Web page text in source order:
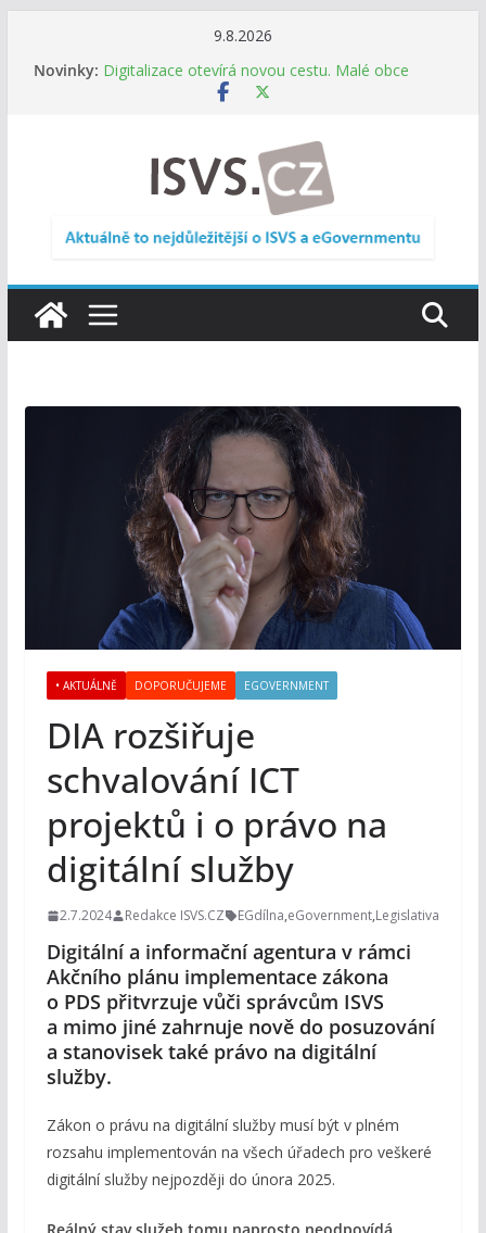
9.8.2026
Novinky: Digitalizace otevírá novou cestu. Malé obce
nemusí zanikat, mohou více spolupracovat
DIA: Informační systém dlouhodobého řízení
(ISDŘ) je od července v plném provozu
RVIS – Výbor pro architekturu a řízení ICT
zveřejnil materiály z nového jednání
Informace o obcích vždy po ruce. SMS ČR spouští
• AKTUÁLNĚ DOPORUČUJEME EGOVERNMENT
DIA rozšiřuje
schvalování ICT
projektů i o právo na
digitální služby
2.7.2024 Redakce ISVS.CZ EGdílna,eGovernment,Legislativa
Digitální a informační agentura v rámci
Akčního plánu implementace zákona
o PDS přitvrzuje vůči správcům ISVS
a mimo jiné zahrnuje nově do posuzování
a stanovisek také právo na digitální
služby.
Zákon o právu na digitální služby musí být v plném
rozsahu implementován na všech úřadech pro veškeré
digitální služby nejpozději do února 2025.